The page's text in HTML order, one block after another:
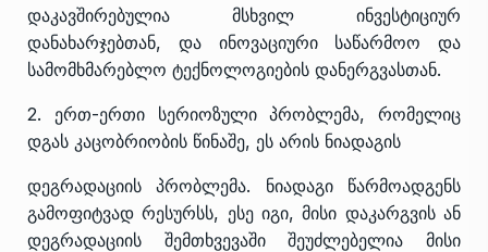
დაკავშირებულია მსხვილ ინვესტიციურ
დანახარჯებთან, და ინოვაციური საწარმოო და
სამომხმარებლო ტექნოლოგიების დანერგვასთან.
2. ერთ-ერთი სერიოზული პრობლემა, რომელიც
დგას კაცობრიობის წინაშე, ეს არის ნიადაგის
დეგრადაციის პრობლემა. ნიადაგი წარმოადგენს
გამოფიტვად რესურსს, ესე იგი, მისი დაკარგვის ან
დეგრადაციის შემთხვევაში შეუძლებელია მისი